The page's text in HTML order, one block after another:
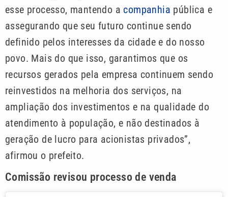
esse processo, mantendo a companhia pública e
assegurando que seu futuro continue sendo
definido pelos interesses da cidade e do nosso
povo. Mais do que isso, garantimos que os
recursos gerados pela empresa continuem sendo
reinvestidos na melhoria dos serviços, na
ampliação dos investimentos e na qualidade do
atendimento à população, e não destinados à
geração de lucro para acionistas privados”,
afirmou o prefeito.
Comissão revisou processo de venda